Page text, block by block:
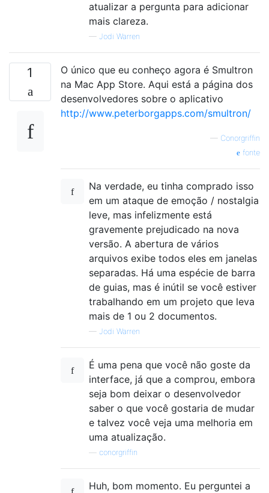
atualizar a pergunta para adicionar
mais clareza.
— Jodi Warren
1
O único que eu conheço agora é Smultron
na Mac App Store. Aqui está a página dos
desenvolvedores sobre o aplicativo
http://www.peterborgapps.com/smultron/
— Conorgriffin
fonte
Na verdade, eu tinha comprado isso
em um ataque de emoção / nostalgia
leve, mas infelizmente está
gravemente prejudicado na nova
versão. A abertura de vários
arquivos exibe todos eles em janelas
separadas. Há uma espécie de barra
de guias, mas é inútil se você estiver
trabalhando em um projeto que leva
mais de 1 ou 2 documentos.
— Jodi Warren
É uma pena que você não goste da
interface, já que a comprou, embora
seja bom deixar o desenvolvedor
saber o que você gostaria de mudar
e talvez você veja uma melhoria em
uma atualização.
conorgriffin
Huh, bom momento. Eu perguntei a